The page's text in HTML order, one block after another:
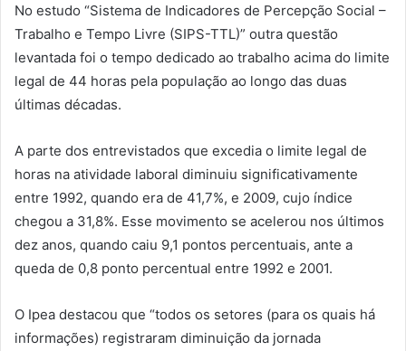
No estudo “Sistema de Indicadores de Percepção Social –
Trabalho e Tempo Livre (SIPS-TTL)” outra questão
levantada foi o tempo dedicado ao trabalho acima do limite
legal de 44 horas pela população ao longo das duas
últimas décadas.
A parte dos entrevistados que excedia o limite legal de
horas na atividade laboral diminuiu significativamente
entre 1992, quando era de 41,7%, e 2009, cujo índice
chegou a 31,8%. Esse movimento se acelerou nos últimos
dez anos, quando caiu 9,1 pontos percentuais, ante a
queda de 0,8 ponto percentual entre 1992 e 2001.
O Ipea destacou que “todos os setores (para os quais há
informações) registraram diminuição da jornada